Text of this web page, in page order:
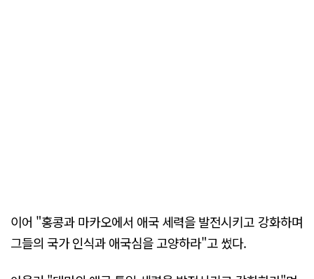
이어 "홍콩과 마카오에서 애국 세력을 발전시키고 강화하며
그들의 국가 인식과 애국심을 고양하라"고 썼다.